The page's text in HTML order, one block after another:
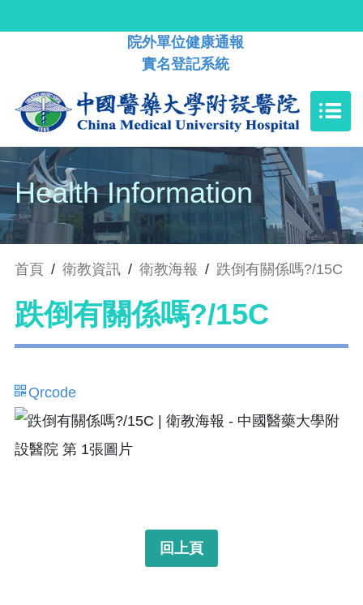
院外單位健康通報
實名登記系統
Health Information
首頁 / 衛教資訊 / 衛教海報 / 跌倒有關係嗎?/15C
跌倒有關係嗎?/15C
Qrcode
回上頁